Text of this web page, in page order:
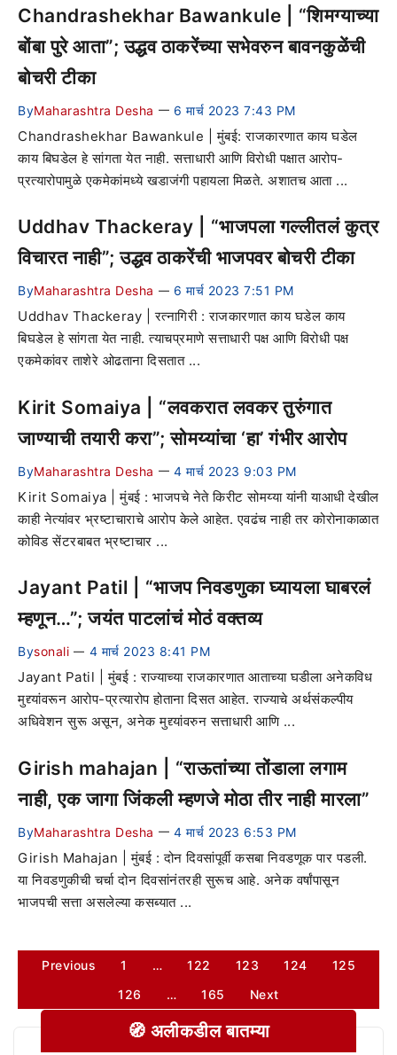
Chandrashekhar Bawankule | “शिमग्याच्या
बोंबा पुरे आता”; उद्धव ठाकरेंच्या सभेवरुन बावनकुळेंची
बोचरी टीका
ByMaharashtra Desha — 6 मार्च 2023 7:43 PM
Chandrashekhar Bawankule | मुंबई: राजकारणात काय घडेल
काय बिघडेल हे सांगता येत नाही. सत्ताधारी आणि विरोधी पक्षात आरोप-
प्रत्यारोपामुळे एकमेकांमध्ये खडाजंगी पहायला मिळते. अशातच आता ...
Uddhav Thackeray | “भाजपला गल्लीतलं कुत्र
विचारत नाही”; उद्धव ठाकरेंची भाजपवर बोचरी टीका
ByMaharashtra Desha — 6 मार्च 2023 7:51 PM
Uddhav Thackeray | रत्नागिरी : राजकारणात काय घडेल काय
बिघडेल हे सांगता येत नाही. त्याचप्रमाणे सत्ताधारी पक्ष आणि विरोधी पक्ष
एकमेकांवर ताशेरे ओढताना दिसतात ...
Kirit Somaiya | “लवकरात लवकर तुरुंगात
जाण्याची तयारी करा”; सोमय्यांचा ‘हा’ गंभीर आरोप
ByMaharashtra Desha — 4 मार्च 2023 9:03 PM
Kirit Somaiya | मुंबई : भाजपचे नेते किरीट सोमय्या यांनी याआधी देखील
काही नेत्यांवर भ्रष्टाचाराचे आरोप केले आहेत. एवढंच नाही तर कोरोनाकाळात
कोविड सेंटरबाबत भ्रष्टाचार ...
Jayant Patil | “भाजप निवडणुका घ्यायला घाबरलं
म्हणून…”; जयंत पाटलांचं मोठं वक्तव्य
Bysonali — 4 मार्च 2023 8:41 PM
Jayant Patil | मुंबई : राज्याच्या राजकारणात आताच्या घडीला अनेकविध
मुद्द्यांवरून आरोप-प्रत्यारोप होताना दिसत आहेत. राज्याचे अर्थसंकल्पीय
अधिवेशन सुरू असून, अनेक मुद्द्यांवरुन सत्ताधारी आणि ...
Girish mahajan | “राऊतांच्या तोंडाला लगाम
नाही, एक जागा जिंकली म्हणजे मोठा तीर नाही मारला”
ByMaharashtra Desha — 4 मार्च 2023 6:53 PM
Girish Mahajan | मुंबई : दोन दिवसांपूर्वी कसबा निवडणूक पार पडली.
या निवडणुकीची चर्चा दोन दिवसांनंतरही सुरूच आहे. अनेक वर्षांपासून
भाजपची सत्ता असलेल्या कसब्यात ...
Previous 1 … 122 123 124
125
126
… 165 Next
🧭 अलीकडील बातम्या